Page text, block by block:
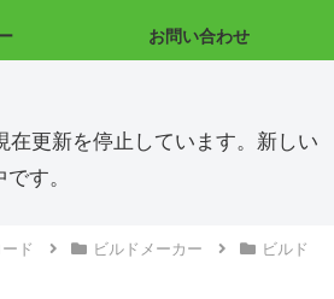
お問い合わせ
在更新を停止しています。新しい
す。
ド ビルドメーカー
ビルド